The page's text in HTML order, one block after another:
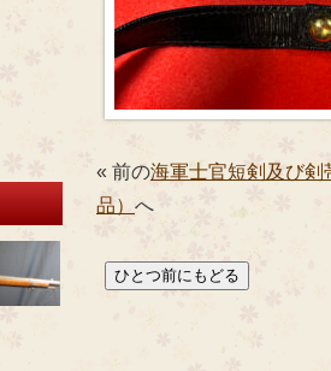
« 前の海軍士官短剣及び剣
品）へ